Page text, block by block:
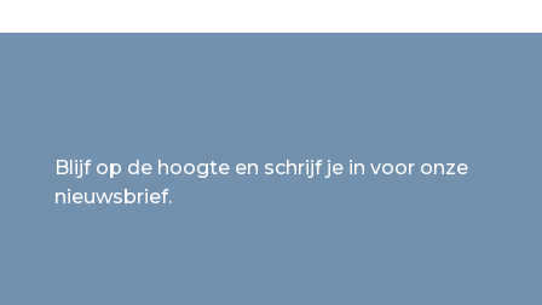
Blijf op de hoogte en schrijf je in voor onze
nieuwsbrief.